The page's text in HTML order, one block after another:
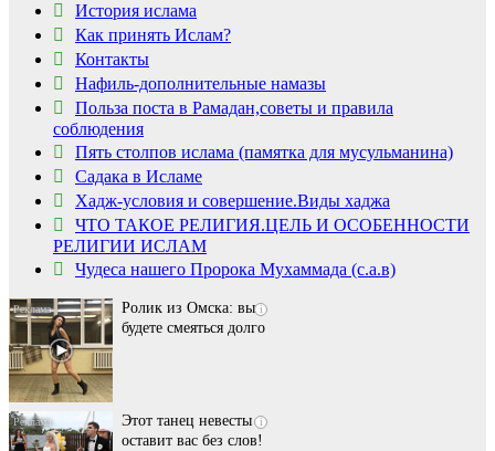
История ислама
Как принять Ислам?
Контакты
Нафиль-дополнительные намазы
Польза поста в Рамадан,советы и правила
соблюдения
Пять столпов ислама (памятка для мусульманина)
Садака в Исламе
Хадж-условия и совершение.Виды хаджа
ЧТО ТАКОЕ РЕЛИГИЯ.ЦЕЛЬ И ОСОБЕННОСТИ
РЕЛИГИИ ИСЛАМ
Чудеса нашего Пророка Мухаммада (с.а.в)
смеяться вы будете
долго
i
Скрытая камера на
пляже Крыма: Что
люди вытворяют, когда
их не видят...
i
Ролик из Омска: вы
будете смеяться долго
i
Этот танец невесты
оставит вас без слов!
i
Ржу не переставая, это
видео пересмотришь